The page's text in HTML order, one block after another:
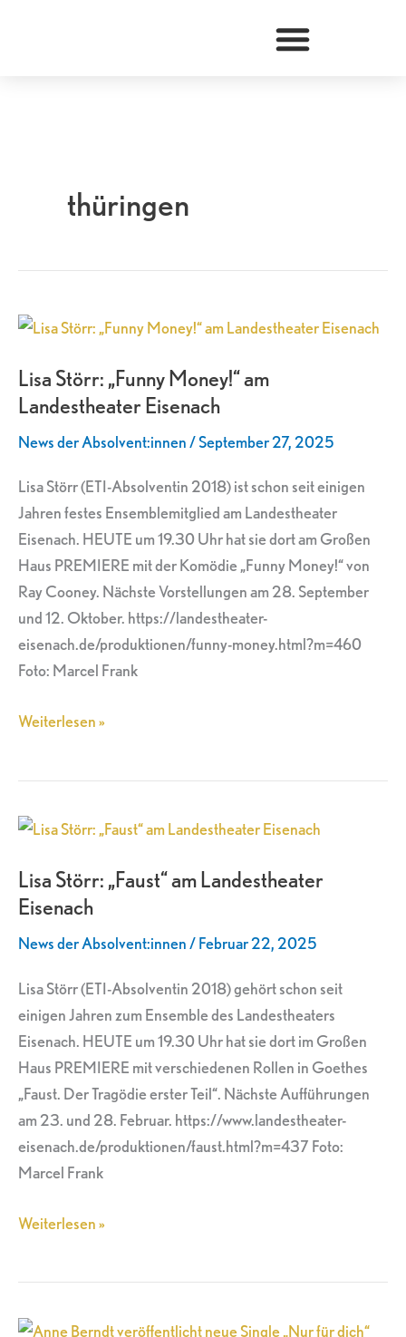
thüringen
Lisa Störr: „Funny Money!“ am
Landestheater Eisenach
News der Absolvent:innen/September 27, 2025
Lisa Störr (ETI-Absolventin 2018) ist schon seit einigen
Jahren festes Ensemblemitglied am Landestheater
Eisenach. HEUTE um 19.30 Uhr hat sie dort am Großen
Haus PREMIERE mit der Komödie „Funny Money!“ von
Ray Cooney. Nächste Vorstellungen am 28. September
und 12. Oktober. https://landestheater-
eisenach.de/produktionen/funny-money.html?m=460
Foto: Marcel Frank
Lisa
„Funny
Money!“
Eisenach
Weiterlesen »
Lisa Störr: „Faust“ am Landestheater
Eisenach
News der Absolvent:innen/Februar 22, 2025
Lisa Störr (ETI-Absolventin 2018) gehört schon seit
einigen Jahren zum Ensemble des Landestheaters
Eisenach. HEUTE um 19.30 Uhr hat sie dort im Großen
Haus PREMIERE mit verschiedenen Rollen in Goethes
„Faust. Der Tragödie erster Teil“. Nächste Aufführungen
am 23. und 28. Februar. https://www.landestheater-
eisenach.de/produktionen/faust.html?m=437 Foto:
Marcel Frank
Lisa
„Faust“
am
Weiterlesen »
Anne